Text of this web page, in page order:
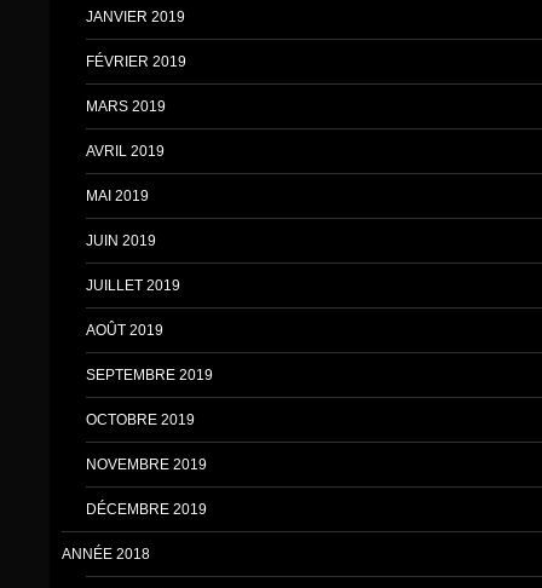
JANVIER 2019
FÉVRIER 2019
MARS 2019
AVRIL 2019
MAI 2019
JUIN 2019
JUILLET 2019
AOÛT 2019
SEPTEMBRE 2019
OCTOBRE 2019
NOVEMBRE 2019
DÉCEMBRE 2019
ANNÉE 2018